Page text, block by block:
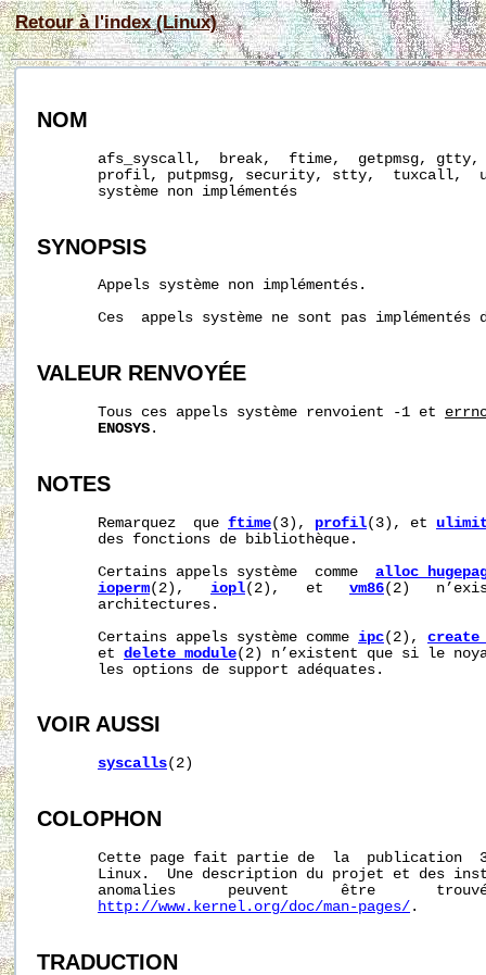
Retour à l'index (Linux)
NOM
afs_syscall,  break,  ftime,  getpmsg,
profil, putpmsg, security, stty,  tuxcall,
       système non implémentés
SYNOPSIS
       Appels système non implémentés.
Ces  appels système ne sont pas implémentés
VALEUR RENVOYÉE
       Tous ces appels système renvoient -1 et
ENOSYS .
NOTES
       Remarquez  que
ftime(3), profil(3), et
       des fonctions de bibliothèque.
       Certains appels système  comme
ioperm(2), iopl(2),   et vm86(2)
       architectures.
       Certains appels système comme
ipc(2),
       et
delete_module(2) n’existent que si le
       les options de support adéquates.
VOIR AUSSI
syscalls(2)
COLOPHON
Cette page fait partie de  la  publication
Linux.  Une description du projet et des
anomalies      peuvent      être
http://www.kernel.org/doc/man-pages/ .
TRADUCTION